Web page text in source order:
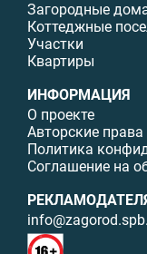
Загородные
Коттеджные
Участки
Квартиры
ИНФОРМАЦИЯ
О проекте
Авторские права
Политика
Соглашение на